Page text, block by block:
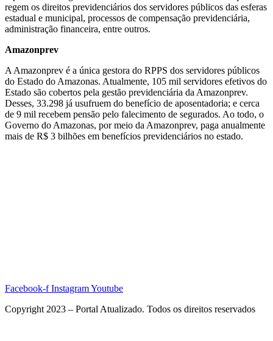
regem os direitos previdenciários dos servidores públicos das esferas
estadual e municipal, processos de compensação previdenciária,
administração financeira, entre outros.
Amazonprev
A Amazonprev é a única gestora do RPPS dos servidores públicos
do Estado do Amazonas. Atualmente, 105 mil servidores efetivos do
Estado são cobertos pela gestão previdenciária da Amazonprev.
Desses, 33.298 já usufruem do benefício de aposentadoria; e cerca
de 9 mil recebem pensão pelo falecimento de segurados. Ao todo, o
Governo do Amazonas, por meio da Amazonprev, paga anualmente
mais de R$ 3 bilhões em benefícios previdenciários no estado.
Facebook-f InstagramYoutube
Copyright 2023 – Portal Atualizado. Todos os direitos reservados